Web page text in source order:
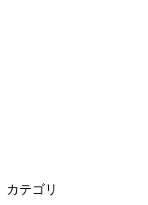
カテゴリ